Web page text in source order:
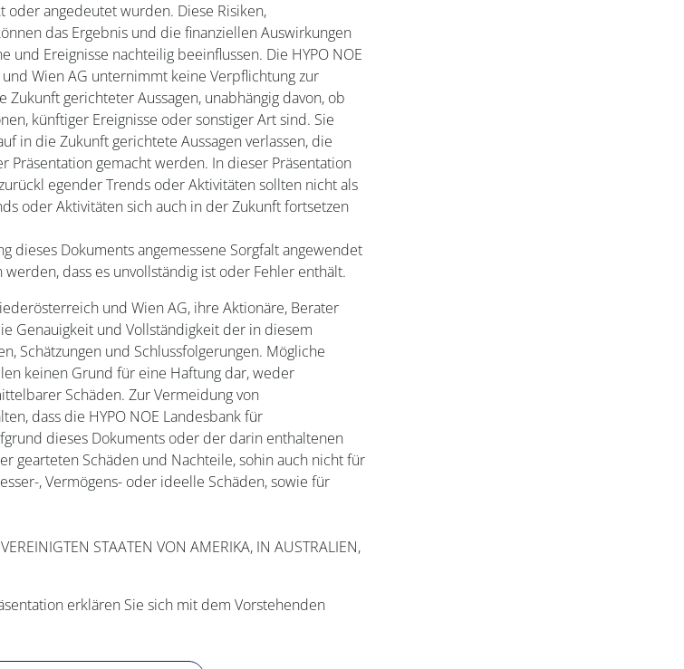
oder angedeutet wurden. Diese Risiken,
das Ergebnis und die finanziellen Auswirkungen
und Ereignisse nachteilig beeinflussen. Die HYPO NOE
Wien AG unternimmt keine Verpflichtung zur
gerichteter Aussagen, unabhängig davon, ob
künftiger Ereignisse oder sonstiger Art sind. Sie
in die Zukunft gerichtete Aussagen verlassen, die
Präsentation gemacht werden. In dieser Präsentation
egender Trends oder Aktivitäten sollten nicht als
oder Aktivitäten sich auch in der Zukunft fortsetzen
dieses Dokuments angemessene Sorgfalt angewendet
dass es unvollständig ist oder Fehler enthält.
und Wien AG, ihre Aktionäre, Berater
Genauigkeit und Vollständigkeit der in diesem
Schätzungen und Schlussfolgerungen. Mögliche
keinen Grund für eine Haftung dar, weder
Schäden. Zur Vermeidung von
dass die HYPO NOE Landesbank für
dieses Dokuments oder der darin enthaltenen
gearteten Schäden und Nachteile, sohin auch nicht für
, Vermögens- oder ideelle Schäden, sowie für
STAATEN VON AMERIKA, IN AUSTRALIEN,
erklären Sie sich mit dem Vorstehenden